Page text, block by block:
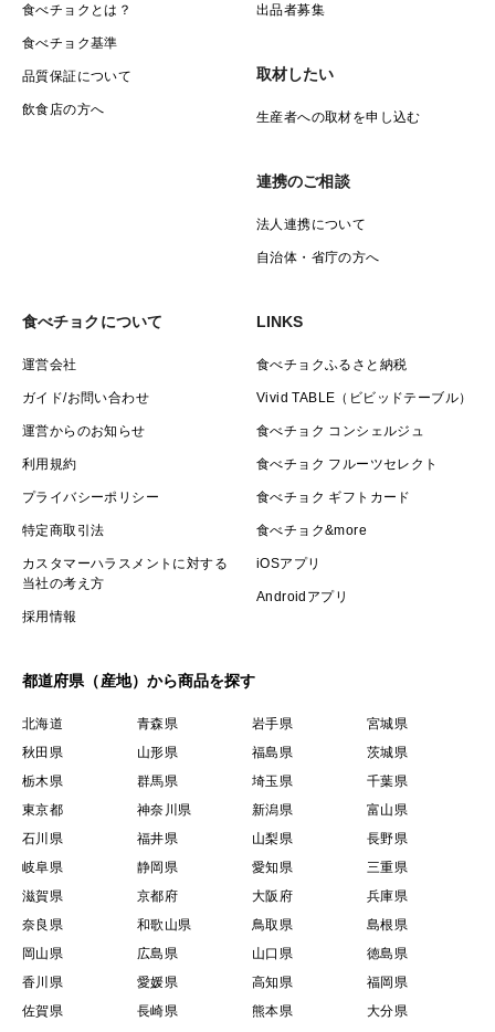
食べチョクとは？
食べチョク基準
品質保証について
飲食店の方へ
出品者募集
取材したい
生産者への取材を申し込む
連携のご相談
法人連携について
自治体・省庁の方へ
食べチョクについて
運営会社
ガイド/お問い合わせ
運営からのお知らせ
利用規約
プライバシーポリシー
特定商取引法
カスタマーハラスメントに対する
当社の考え方
採用情報
LINKS
食べチョクふるさと納税
Vivid TABLE（ビビッドテーブル）
食べチョク コンシェルジュ
食べチョク フルーツセレクト
食べチョク ギフトカード
食べチョク&more
iOSアプリ
Androidアプリ
都道府県（産地）から商品を探す
北海道 青森県 岩手県
宮城県
秋田県
山形県 福島県
茨城県
栃木県
群馬県 埼玉県
千葉県
東京都
神奈川県 新潟県
富山県
石川県
福井県 山梨県
長野県
岐阜県
静岡県 愛知県
三重県
滋賀県
京都府 大阪府
兵庫県
奈良県
和歌山県 鳥取県
島根県
岡山県
広島県 山口県
徳島県
香川県
愛媛県 高知県
福岡県
佐賀県
長崎県 熊本県
大分県